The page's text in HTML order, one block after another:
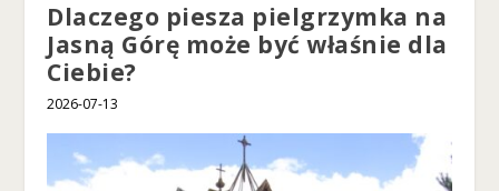
Dlaczego piesza pielgrzymka na
Jasną Górę może być właśnie dla
Ciebie?
2026-07-13